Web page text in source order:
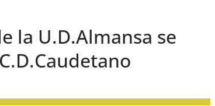
la U.D.Almansa se